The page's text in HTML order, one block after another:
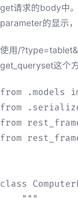
get请求的body中
parameter的显示
使用/
get_queryset这个
from .models
from
from
from
class
    """